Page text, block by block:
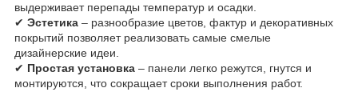
выдерживает перепады температур и осадки.
✔ Эстетика – разнообразие цветов, фактур и декоративных
покрытий позволяет реализовать самые смелые
дизайнерские идеи.
✔ Простая установка – панели легко режутся, гнутся и
монтируются, что сокращает сроки выполнения работ.